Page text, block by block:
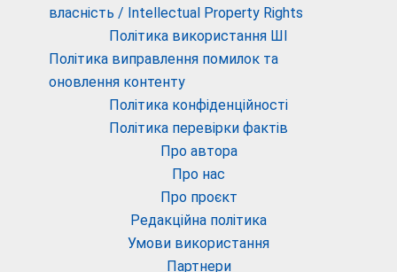
власність / Intellectual Property Rights
Політика використання ШІ
Політика виправлення помилок та
оновлення контенту
Політика конфіденційності
Політика перевірки фактів
Про автора
Про нас
Про проєкт
Редакційна політика
Умови використання
Партнери